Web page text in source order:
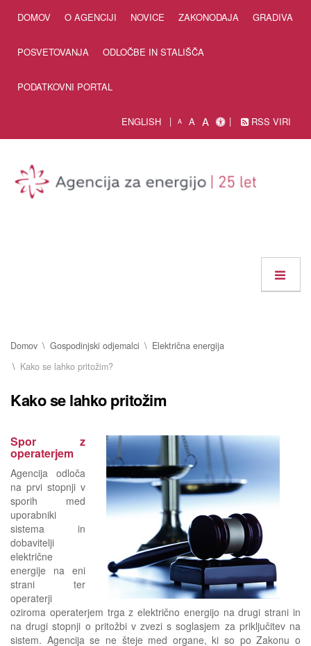
DOMOV O AGENCIJI NOVICE ZAKONODAJA GRADIVA
POSVETOVANJA ODLOČBE IN STALIŠČA
PODATKOVNI PORTAL
ENGLISH A A A RSS VIRI
Domov Gospodinjski odjemalci
Električna energija
Kako se lahko pritožim?
Kako se lahko pritožim
Spor z
operaterjem
Agencija odloča
na prvi stopnji v
sporih med
uporabniki
sistema in
dobavitelji
električne
energije na eni
strani ter
operaterji
oziroma operaterjem trga z električno energijo na drugi strani in
na drugi stopnji o pritožbi v zvezi s soglasjem za priključitev na
sistem. Agencija se ne šteje med organe, ki so po Zakonu o